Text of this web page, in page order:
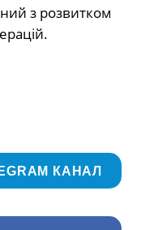
з розвитком
КАНАЛ